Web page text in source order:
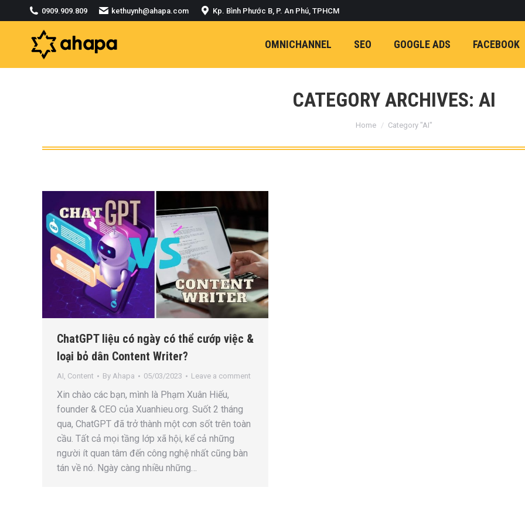
0909.909.809 kethuynh@ahapa.com Kp. Bình Phước B, P. An Phú, TPHCM
OMNICHANNEL SEO GOOGLE ADS FACEBOOK
CATEGORY ARCHIVES: AI
Home Category "AI"
ChatGPT liệu có ngày có thể cướp việc &
loại bỏ dân Content Writer?
AI, Content By Ahapa 05/03/2023 Leave a comment
Xin chào các bạn, mình là Phạm Xuân Hiếu,
founder & CEO của Xuanhieu.org. Suốt 2 tháng
qua, ChatGPT đã trở thành một cơn sốt trên toàn
cầu. Tất cả mọi tầng lớp xã hội, kể cả những
người ít quan tâm đến công nghệ nhất cũng bàn
tán về nó. Ngày càng nhiều những…